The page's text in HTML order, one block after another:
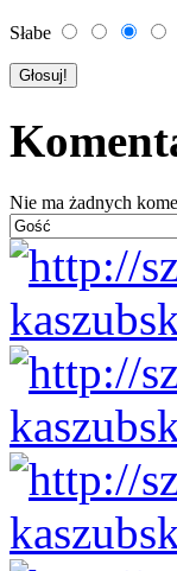
Słabe
Nie ma żadnych